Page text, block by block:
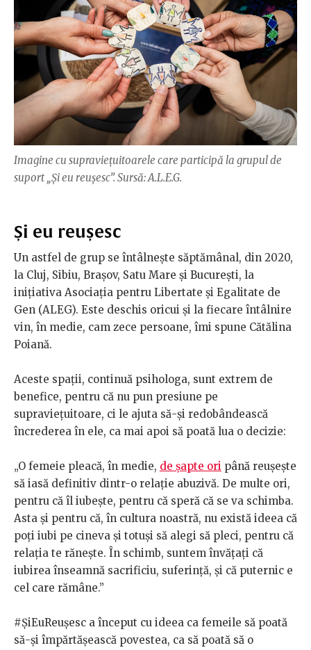
Imagine cu supraviețuitoarele care participă la grupul de
suport „Și eu reușesc”. Sursă: A.L.E.G.
Și eu reușesc
Un astfel de grup se întâlnește săptămânal, din 2020,
la Cluj, Sibiu, Brașov, Satu Mare și București, la
inițiativa Asociația pentru Libertate și Egalitate de
Gen (ALEG). Este deschis oricui și la fiecare întâlnire
vin, în medie, cam zece persoane, îmi spune Cătălina
Poiană.
Aceste spații, continuă psihologa, sunt extrem de
benefice, pentru că nu pun presiune pe
supraviețuitoare, ci le ajuta să-și redobândească
încrederea în ele, ca mai apoi să poată lua o decizie:
„O femeie pleacă, în medie, de șapte ori până reușește
să iasă definitiv dintr-o relație abuzivă. De multe ori,
pentru că îl iubește, pentru că speră că se va schimba.
Asta și pentru că, în cultura noastră, nu există ideea că
poți iubi pe cineva și totuși să alegi să pleci, pentru că
relația te rănește. În schimb, suntem învățați că
iubirea înseamnă sacrificiu, suferință, și că puternic e
cel care rămâne.”
#ȘiEuReușesc a început cu ideea ca femeile să poată
să-și împărtășească povestea, ca să poată să o